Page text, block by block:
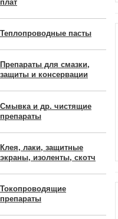
плат
Теплопроводные пасты
Препараты для смазки,
защиты и консервации
Смывка и др. чистящие
препараты
Клея, лаки, защитные
экраны, изоленты, скотч
Токопроводящие
препараты